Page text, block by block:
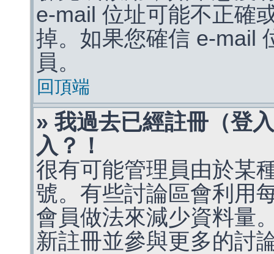
e-mail 位址可能不正確
掉。如果您確信 e-mail
員。
回頂端
» 我過去已經註冊（登
入？！
很有可能管理員由於某
號。有些討論區會利用
會員做法來減少資料量
新註冊並參與更多的討